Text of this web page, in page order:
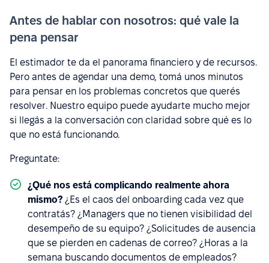
Antes de hablar con nosotros: qué vale la
pena pensar
El estimador te da el panorama financiero y de recursos.
Pero antes de agendar una demo, tomá unos minutos
para pensar en los problemas concretos que querés
resolver. Nuestro equipo puede ayudarte mucho mejor
si llegás a la conversación con claridad sobre qué es lo
que no está funcionando.
Preguntate:
¿Qué nos está complicando realmente ahora
mismo? ¿Es el caos del onboarding cada vez que
contratás? ¿Managers que no tienen visibilidad del
desempeño de su equipo? ¿Solicitudes de ausencia
que se pierden en cadenas de correo? ¿Horas a la
semana buscando documentos de empleados?